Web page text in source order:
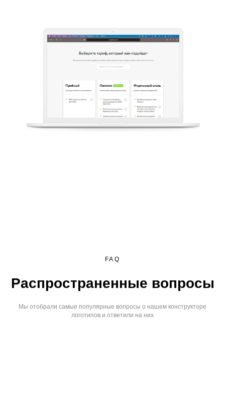
FAQ
Распространенные вопросы
Мы отобрали самые популярные вопросы о нашем конструкторе
логотипов и ответили на них